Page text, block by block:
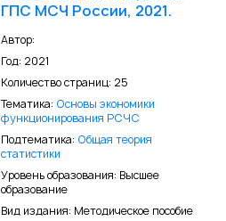
ГПС МСЧ России, 2021.
Автор:
Год: 2021
Количество страниц: 25
Тематика: Основы экономики
функционирования РСЧС
Подтематика: Общая теория
статистики
Уровень образования: Высшее
образование
Вид издания: Методическое пособие